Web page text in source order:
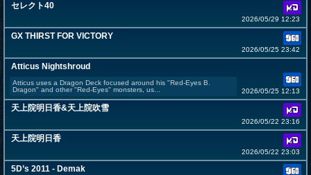
セレクト40
2026/05/29 12:23
GX THIRST FOR VICTORY
2026/05/25 23:42
Atticus Nightshroud
Atticus uses a Dragon Deck focused around his "Red-Eyes B.
Dragon" and other "Red-Eyes" monsters, us...
2026/05/25 12:13
天上院明日香&天上院吹雪
2026/05/22 23:16
天上院明日香
2026/05/22 23:03
5D’s 2011 - Demak